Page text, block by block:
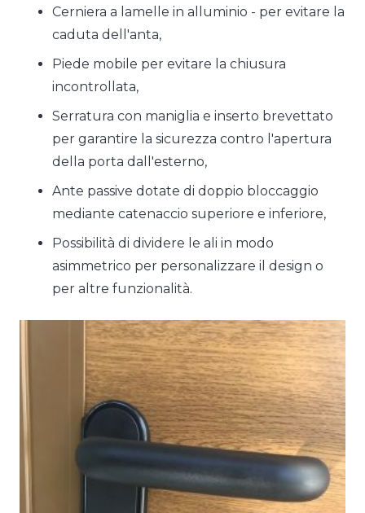
Cerniera a lamelle in alluminio - per evitare la
caduta dell'anta,
Piede mobile per evitare la chiusura
incontrollata,
Serratura con maniglia e inserto brevettato
per garantire la sicurezza contro l'apertura
della porta dall'esterno,
Ante passive dotate di doppio bloccaggio
mediante catenaccio superiore e inferiore,
Possibilità di dividere le ali in modo
asimmetrico per personalizzare il design o
per altre funzionalità.